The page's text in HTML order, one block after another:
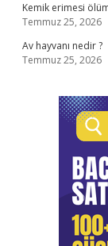
Kemik erimesi
Temmuz 25, 2026
Av hayvanı nedir ?
Temmuz 25, 2026